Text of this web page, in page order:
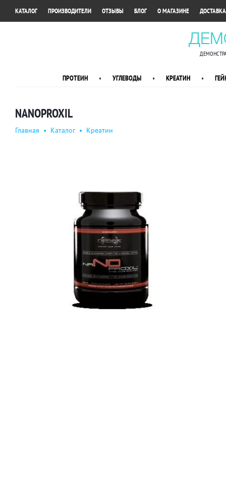
КАТАЛОГ ПРОИЗВОДИТЕЛИ ОТЗЫВЫ БЛОГ О МАГАЗИНЕ
ПРОТЕИН • УГЛЕВОДЫ • КРЕАТИН •
NANOPROXIL
Главная • Каталог • Креатин